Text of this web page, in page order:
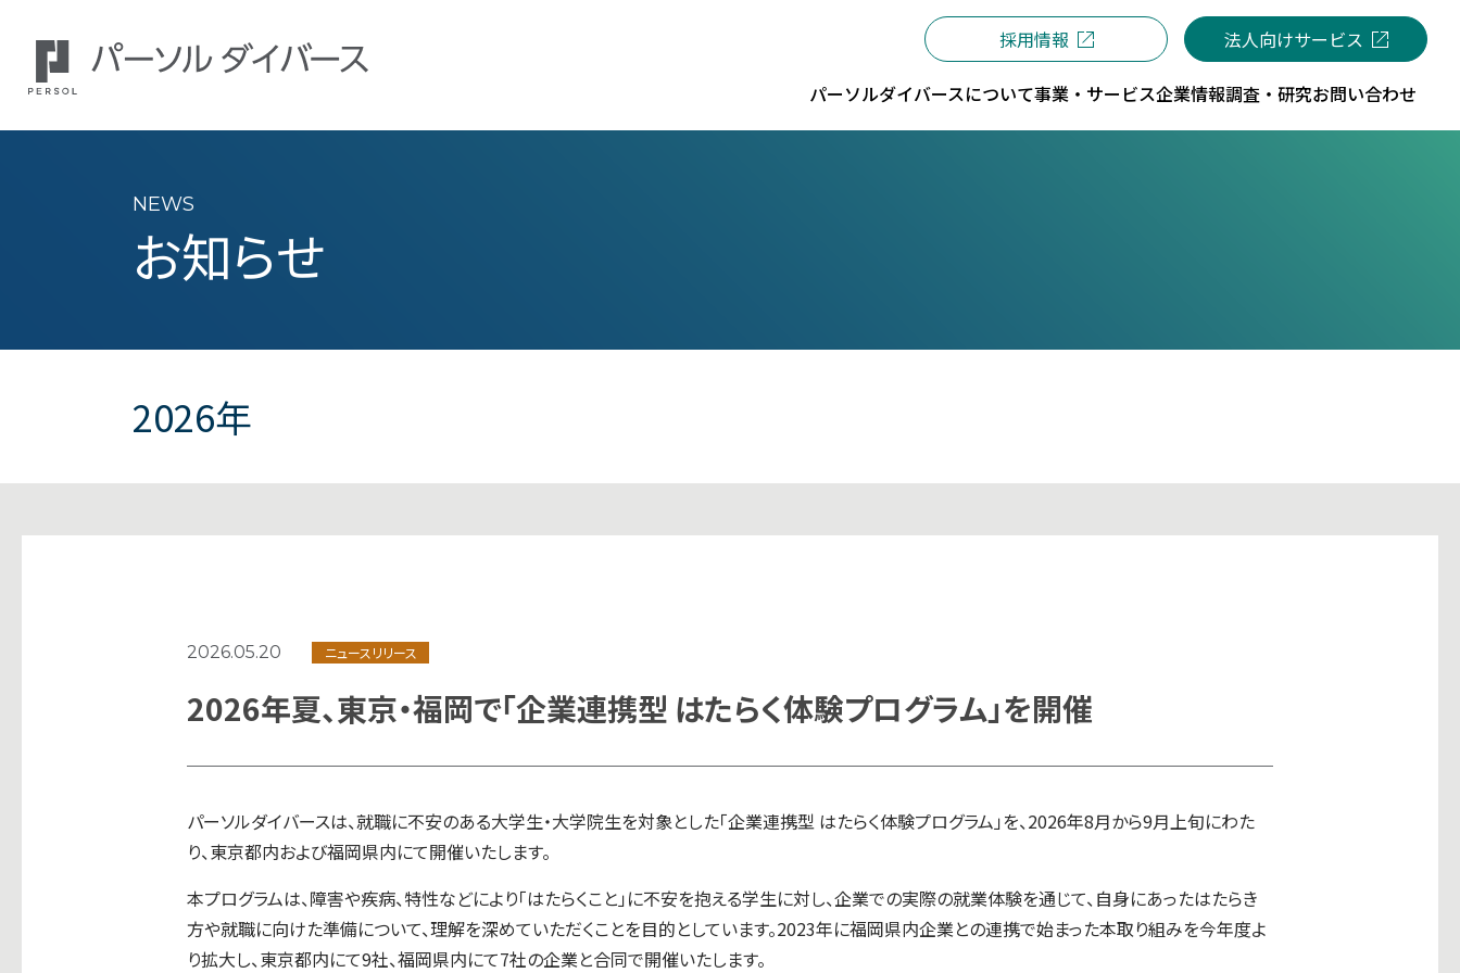
パーソルダイバースについて事業・サービス企業情報調査・研究お問い合わせ
採用情報 法人向けサービス
NEWS
お知らせ
2026年
2026.05.20 ニュースリリース
2026年夏、東京・福岡で「企業連携型 はたらく体験プログラム」を開催
パーソルダイバースは、就職に不安のある大学生・大学院生を対象とした「企業連携型 はたらく体験プログラム」を、2026年8月から9月上旬にわた
り、東京都内および福岡県内にて開催いたします。
本プログラムは、障害や疾病、特性などにより「はたらくこと」に不安を抱える学生に対し、企業での実際の就業体験を通じて、自身にあったはたらき
方や就職に向けた準備について、理解を深めていただくことを目的としています。2023年に福岡県内企業との連携で始まった本取り組みを今年度よ
り拡大し、東京都内にて9社、福岡県内にて7社の企業と合同で開催いたします。